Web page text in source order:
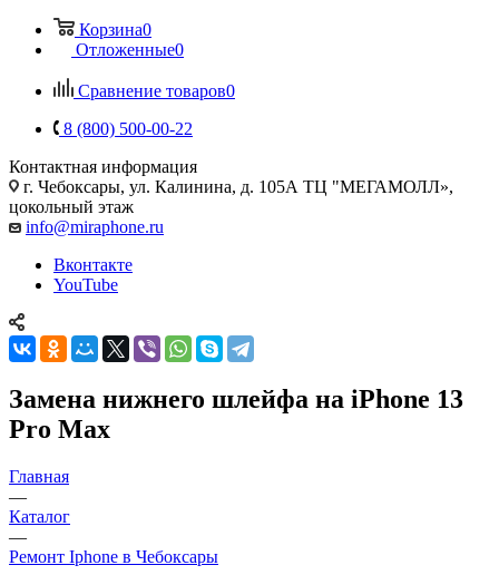
Корзина0
Отложенные0
Сравнение товаров0
8 (800) 500-00-22
Контактная информация
г. Чебоксары, ул. Калинина, д. 105А ТЦ "МЕГАМОЛЛ»,
цокольный этаж
info@miraphone.ru
Вконтакте
YouTube
Замена нижнего шлейфа на iPhone 13
Pro Max
Главная
—
Каталог
—
Ремонт Iphone в Чебоксары